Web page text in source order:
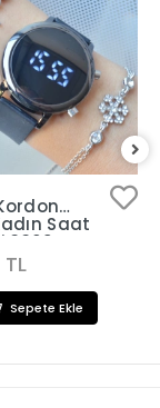
Saat
3309
Sepete Ekle